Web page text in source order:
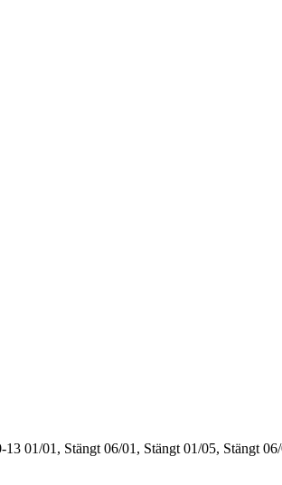
13 01/01, Stängt 06/01, Stängt 01/05, Stängt